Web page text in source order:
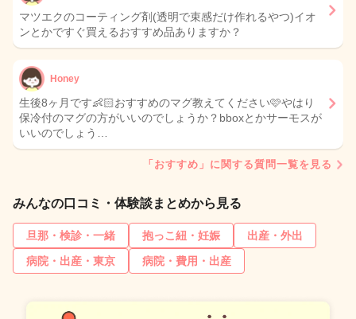
マツエクのコーティング剤(透明で束感だけ作れるやつ)イオ
ンとかですぐ買えるおすすめ品ありますか？
Honey
生後8ヶ月です👶🏻おすすめのマグ教えてください🩷やはり
保冷付のマグの方がいいのでしょうか？bboxとかサーモスが
いいのでしょう…
「おすすめ」に関する質問一覧を見る
みんなの口コミ・体験談まとめから見る
旦那・検診・一緒 抱っこ紐・妊娠
出産・外出
病院・出産・東京
病院・費用・出産